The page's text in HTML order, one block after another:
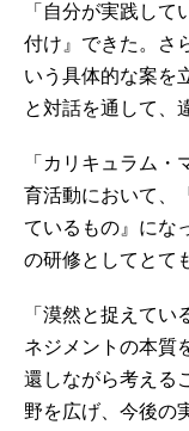
「自分が実践し
付け』できた。さ
いう具体的な案を
と対話を通して、
「カリキュラム
育活動において、
ているもの』にな
の研修としてとて
「漠然と捉えて
ネジメントの本質
還しながら考える
野を広げ、今後の